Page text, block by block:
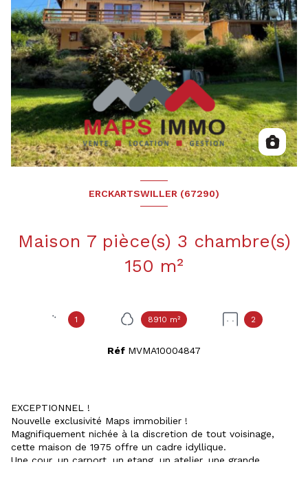
ERCKARTSWILLER (67290)
Maison 7 pièce(s) 3 chambre(s)
150 m²
1 8910 m² 2
Réf MVMA10004847
EXCEPTIONNEL !
Nouvelle exclusivité Maps immobilier !
Magnifiquement nichée à la discretion de tout voisinage,
cette maison de 1975 offre un cadre idyllique.
Une cour, un carport, un etang, un atelier, une grande